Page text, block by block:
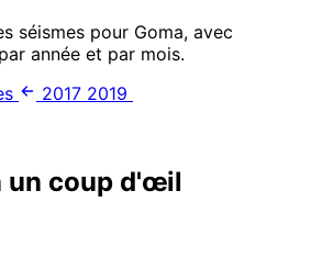
séismes pour Goma, avec
année et par mois.
2017 2019
un coup d'œil